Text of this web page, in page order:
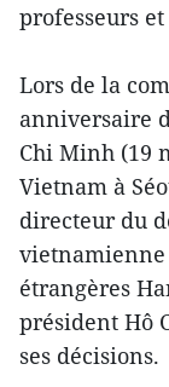
professeurs
Lors de la
anniversaire
Chi Minh (19
Vietnam à
directeur du
vietnamienne
étrangères
président Hô
ses décisions.